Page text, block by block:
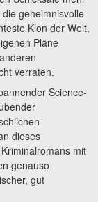
geheimnisvolle
Klon der Welt,
Pläne
verraten.
Science-
dieses
mit
genauso
gut